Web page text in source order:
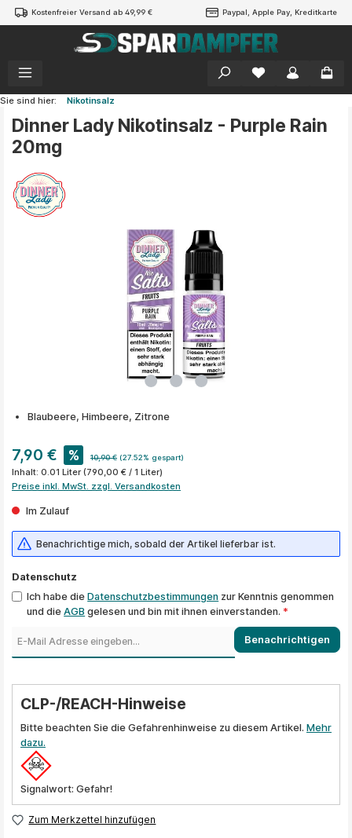
springen
Kostenfreier Versand ab 49,99 € Paypal, Apple Pay, Kreditkarte
Sie sind hier: Nikotinsalz
Dinner Lady Nikotinsalz - Purple Rain
20mg
Bildergalerie überspringen
Blaubeere, Himbeere, Zitrone
7,90 € % 10,90 € (27.52% gespart)
Inhalt: 0.01 Liter (790,00 € / 1 Liter)
Preise inkl. MwSt. zzgl. Versandkosten
Im Zulauf
Benachrichtige mich, sobald der Artikel lieferbar ist.
Datenschutz
Ich habe dieDatenschutzbestimmungen zur Kenntnis genommen
und dieAGB gelesen und bin mit ihnen einverstanden.*
Benachrichtigen
CLP-/REACH-Hinweise
Bitte beachten Sie die Gefahrenhinweise zu diesem Artikel. Mehr
dazu.
Signalwort: Gefahr!
Zum Merkzettel hinzufügen